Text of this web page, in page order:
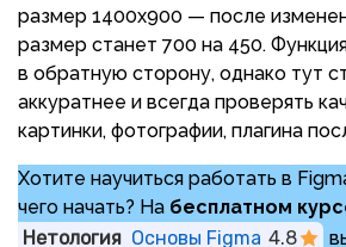
размер 1400х900 — после
размер станет 700 на 450.
в обратную сторону, однако тут
аккуратнее и всегда проверять
картинки, фотографии, плагина
Хотите научиться работать в
чего начать? На бесплатном
Нетология Основы Figma 4.8